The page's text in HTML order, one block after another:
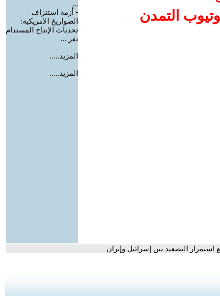
التمدن
...
- أزمة استنزاف
الصواريخ الأمريكية:
تحديات الإنتاج المستدام
تفر ...
المزيد.....
المزيد.....
التصعيد بين إسرائيل وإيران